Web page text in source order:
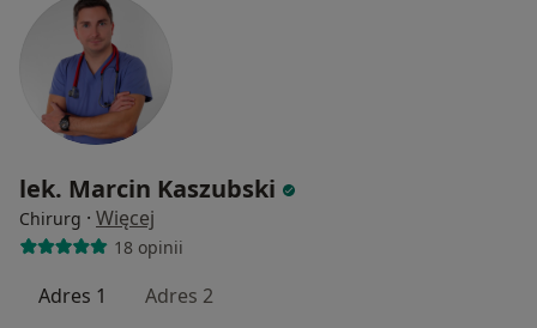
lek. Marcin Kaszubski
Chirurg · Więcej
18 opinii
Adres 1 Adres 2